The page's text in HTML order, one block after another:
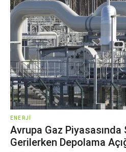
ENERJI
Avrupa Gaz Piyasasında
Gerilerken Depolama